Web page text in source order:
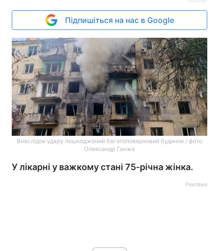
Підпишіться на нас в Google
Внаслідок удару пошкоджений багатоповерховий будинок / фото
Олександр Ганжа
У лікарні у важкому стані 75-річна жінка.
Реклама